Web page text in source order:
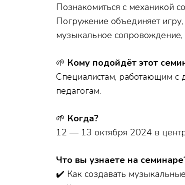
Познакомиться с механикой
Погружение объединяет
музыкальное сопровождение,
🌱 Кому подойдёт этот
Специалистам, работающим с
педагогам.
🌱 Когда?
12 — 13 октября 2024 в
Что вы узнаете на
✔️ Как создавать